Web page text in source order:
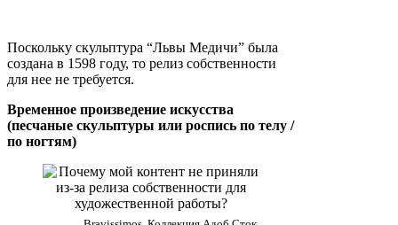
Поскольку скульптура “Львы Медичи” была
создана в 1598 году, то релиз собственности
для нее не требуется.
Временное произведение искусства
(песчаные скульптуры или роспись по телу /
по ногтям)